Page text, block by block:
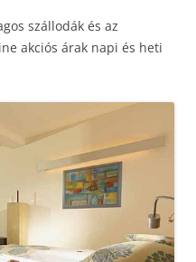
szállodák és az
akciós árak napi és heti